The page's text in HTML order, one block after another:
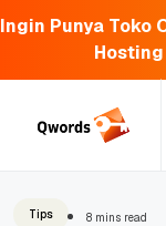
Ingin Punya Toko
Tips 8 mins read